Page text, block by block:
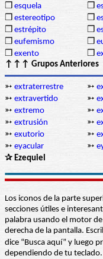
❒ esquela ❒
❒ estereotipo ❒
❒ estrépito ❒
❒ eufemismo ❒
❒ exento ❒
↑↑↑ Grupos Anteriores
➳ extraterrestre ➳
➳ extravertido ➳
➳ extremo ➳
➳ extrusión ➳
➳ exutorio ➳
➳ eyacular ➳
✰ Ezequiel
Los iconos de la parte
secciones útiles e
palabra usando el motor
derecha de la pantalla.
dice “Busca aquí” y luego
dependiendo de tu